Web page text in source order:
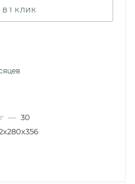
1 КЛИК
— 30